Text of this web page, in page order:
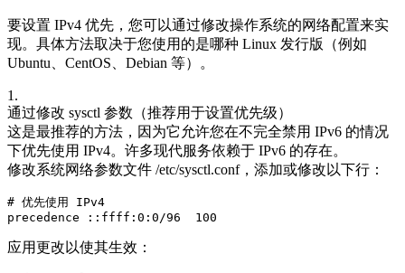
要设置 IPv4 优先，您可以通过修改操作系统的网络配置来实
现。具体方法取决于您使用的是哪种 Linux 发行版（例如
Ubuntu、CentOS、Debian 等）。
1.
通过修改 sysctl 参数（推荐用于设置优先级）
这是最推荐的方法，因为它允许您在不完全禁用 IPv6 的情况
下优先使用 IPv4。许多现代服务依赖于 IPv6 的存在。
修改系统网络参数文件 /etc/sysctl.conf，添加或修改以下行：
# 优先使用 IPv4
应用更改以使其生效：